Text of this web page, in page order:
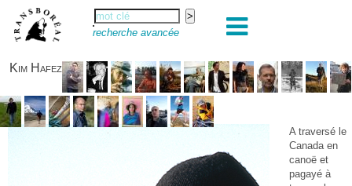
recherche avancée
Kim Hafez
A traversé le
Canada en
canoë et
pagayé à